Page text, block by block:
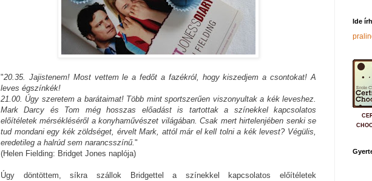
"20.35. Jajistenem! Most vettem le a fedőt a fazékról, hogy kiszedjem a csontokat! A
leves égszínkék!
21.00. Úgy szeretem a barátaimat! Több mint sportszerűen viszonyultak a kék leveshez.
Mark Darcy és Tom még hosszas előadást is tartottak a színekkel kapcsolatos
előítéletek mérsékléséről a konyhaművészet világában. Csak mert hirtelenjében senki se
tud mondani egy kék zöldséget, érvelt Mark, attól már el kell tolni a kék levest? Végülis,
eredetileg a halrúd sem narancsszínű."
(Helen Fielding: Bridget Jones naplója)
Úgy döntöttem, síkra szállok Bridgettel a színekkel kapcsolatos előítéletek
Ide